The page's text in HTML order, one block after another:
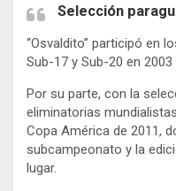
Selección
“Osvaldito” participó en
Sub-17 y Sub-20 en
Por su parte, con la
eliminatorias
Copa América de 2011,
subcampeonato y la
lugar.